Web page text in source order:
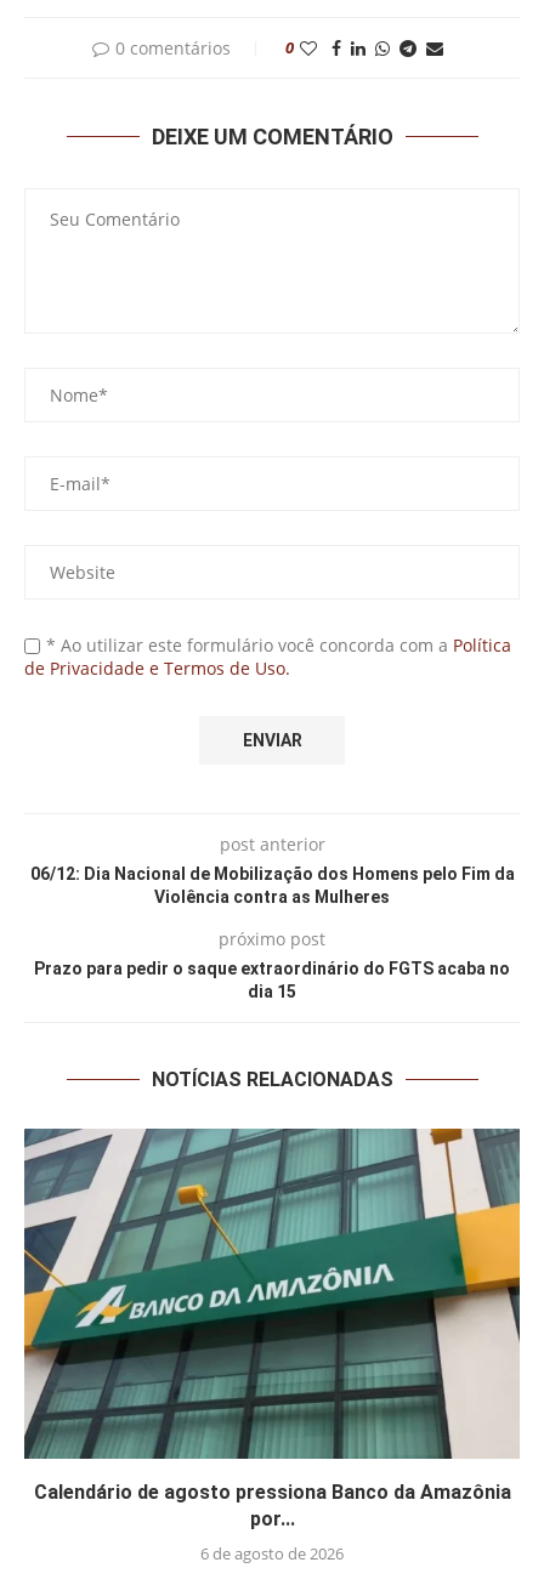
0 comentários 0
DEIXE UM COMENTÁRIO
* Ao utilizar este formulário você concorda com a Política
de Privacidade e Termos de Uso.
post anterior
06/12: Dia Nacional de Mobilização dos Homens pelo Fim da
Violência contra as Mulheres
próximo post
Prazo para pedir o saque extraordinário do FGTS acaba no
dia 15
NOTÍCIAS RELACIONADAS
Calendário de agosto pressiona Banco da Amazônia
por...
6 de agosto de 2026